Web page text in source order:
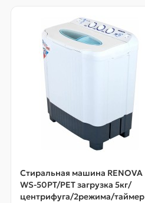
Стиральная машина RENOVA
WS-50PT/РЕТ загрузка 5кг/
центрифуга/2режима/таймер